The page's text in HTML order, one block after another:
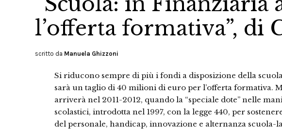
l’offerta formativa”, di
scritto da Manuela Ghizzoni
Si riducono sempre di più i fondi a disposizione della
sarà un taglio di 40 milioni di euro per l’offerta formativa.
arriverà nel 2011-2012, quando la “speciale dote” nelle
scolastici, introdotta nel 1997, con la legge 440, per
del personale, handicap, innovazione e alternanza scuola-